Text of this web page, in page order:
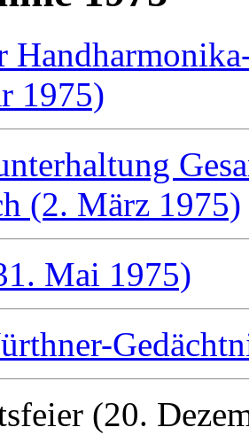
1975)
(2. März 1975)
Mai 1975)
(20.